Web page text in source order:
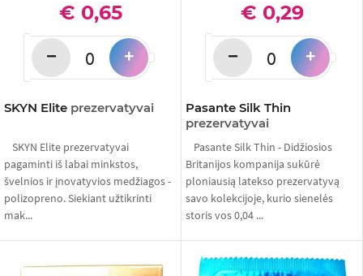
SKYN Elite prezervatyvai
€ 0,65
− +
SKYN Elite prezervatyvai
pagaminti iš labai minkstos,
švelnios ir įnovatyvios medžiagos -
polizopreno. Siekiant užtikrinti
mak...
Pasante Silk Thin
prezervatyvai
€ 0,29
− +
Pasante Silk Thin - Didžiosios
Britanijos kompanija sukūrė
ploniausią latekso prezervatyvą
savo kolekcijoje, kurio sienelės
storis vos 0,04 ...